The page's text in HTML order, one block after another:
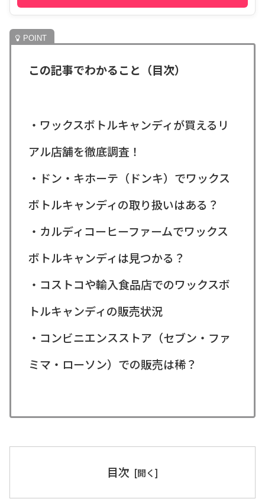
この記事でわかること（目次）
・ワックスボトルキャンディが買えるリ
アル店舗を徹底調査！
・ドン・キホーテ（ドンキ）でワックス
ボトルキャンディの取り扱いはある？
・カルディコーヒーファームでワックス
ボトルキャンディは見つかる？
・コストコや輸入食品店でのワックスボ
トルキャンディの販売状況
・コンビニエンスストア（セブン・ファ
ミマ・ローソン）での販売は稀？
目次